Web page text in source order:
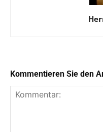
Kommentieren Sie den